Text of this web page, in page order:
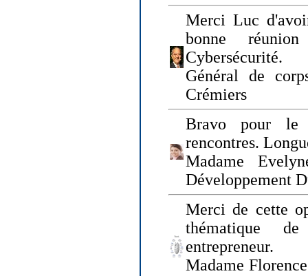
Merci Luc
bonne
Cybersécurité.
Général de
Crémiers
Bravo pour le
rencontres.
Madame
Développement
Merci de cette
thématique
entrepreneur.
Madame